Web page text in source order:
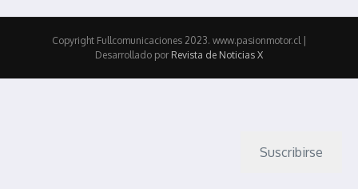
Copyright Fullcomunicaciones 2023. www.pasionmotor.cl |
Desarrollado por Revista de Noticias X
Suscribirse